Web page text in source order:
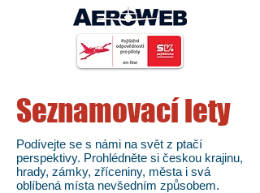
Seznamovací lety
Podívejte se s námi na svět z ptačí
perspektivy. Prohlédněte si českou krajinu,
hrady, zámky, zříceniny, města i svá
oblíbená místa nevšedním způsobem.